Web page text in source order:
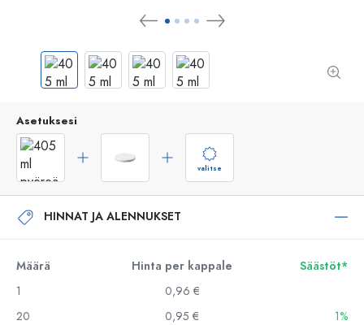
Asetuksesi
valitse
HINNAT JA ALENNUKSET
Määrä Hinta per kappale
Säästöt*
1
0,96 €
20
0,95 €
1%